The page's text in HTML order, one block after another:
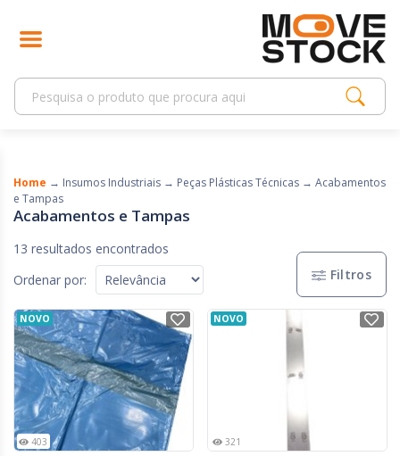
Home → Insumos Industriais → Peças Plásticas Técnicas → Acabamentos
e Tampas
Acabamentos e Tampas
13 resultados encontrados
Ordenar por:
Filtros
NOVO
403
NOVO
321